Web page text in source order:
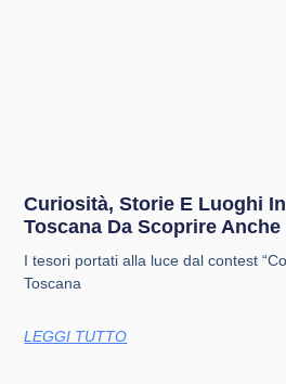
Curiosità, Storie E Luoghi
Toscana Da Scoprire
I tesori portati alla luce dal contest
Toscana
LEGGI TUTTO